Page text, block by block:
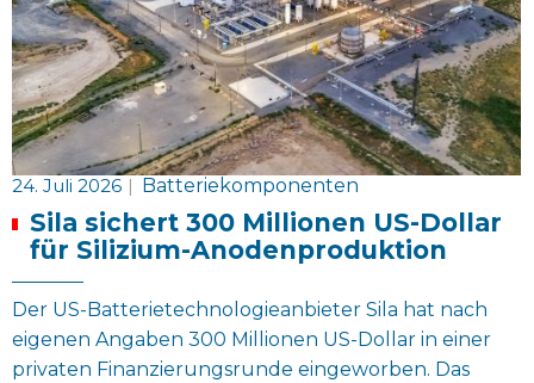
24. Juli 2026 | Batteriekomponenten
Sila sichert 300 Millionen US-Dollar
für Silizium-Anodenproduktion
Der US-Batterietechnologieanbieter Sila hat nach
eigenen Angaben 300 Millionen US-Dollar in einer
privaten Finanzierungsrunde eingeworben. Das